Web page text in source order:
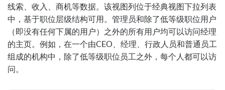
线索、收入、商机等数据。该视图列位于经典视图下拉列表
中，基于职位层级结构可用。管理员和除了低等级职位用户
（即没有任何下属的用户）之外的所有用户均可以访问经理
的主页。例如，在一个由CEO、经理、行政人员和普通员工
组成的机构中，除了低等级职位员工之外，每个人都可以访
问。